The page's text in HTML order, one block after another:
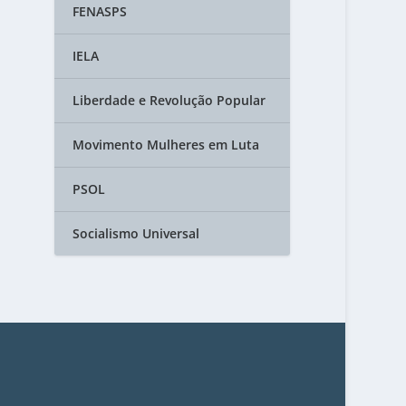
FENASPS
IELA
Liberdade e Revolução Popular
Movimento Mulheres em Luta
PSOL
Socialismo Universal